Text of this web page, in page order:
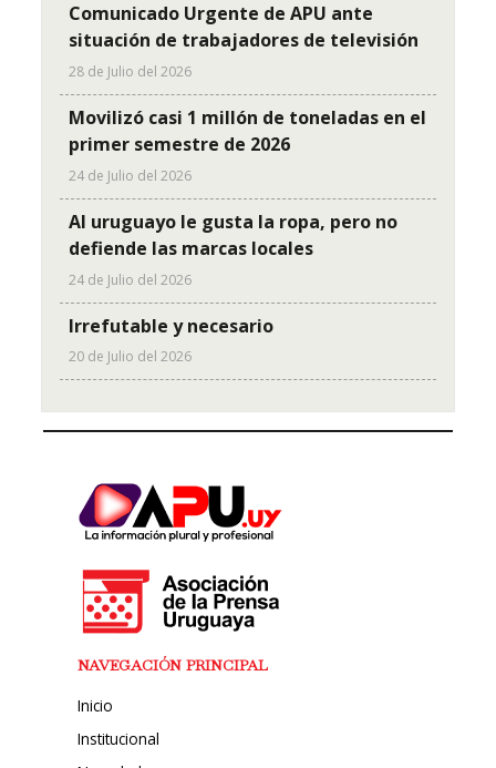
Comunicado Urgente de APU ante
situación de trabajadores de televisión
28 de Julio del 2026
Movilizó casi 1 millón de toneladas en el
primer semestre de 2026
24 de Julio del 2026
Al uruguayo le gusta la ropa, pero no
defiende las marcas locales
24 de Julio del 2026
Irrefutable y necesario
20 de Julio del 2026
NAVEGACIÓN PRINCIPAL
Inicio
Institucional